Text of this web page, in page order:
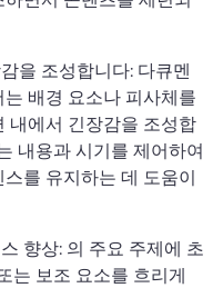
을 조성합니다: 다큐멘
배경 요소나 피사체를
내에서 긴장감을 조성합
내용과 시기를 제어하여
를 유지하는 데 도움이
향상: 의 주요 주제에 초
는 보조 요소를 흐리게